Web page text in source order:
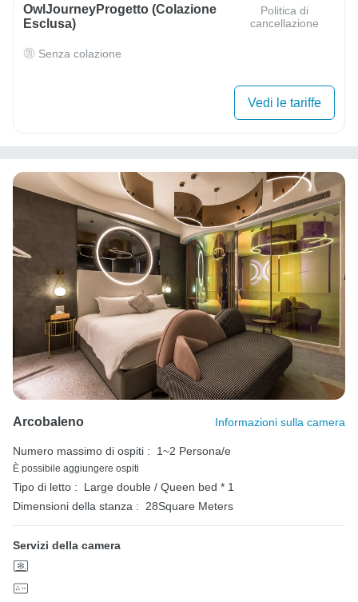
OwlJourneyProgetto (colazione
Esclusa)
Politica di
cancellazione
Senza colazione
Vedi le tariffe
Arcobaleno Informazioni sulla camera
Numero massimo di ospiti : 1~2 Persona/e
È possibile aggiungere ospiti
Tipo di letto :
Large double / Queen bed * 1
Dimensioni della stanza :
28Square Meters
Servizi della camera